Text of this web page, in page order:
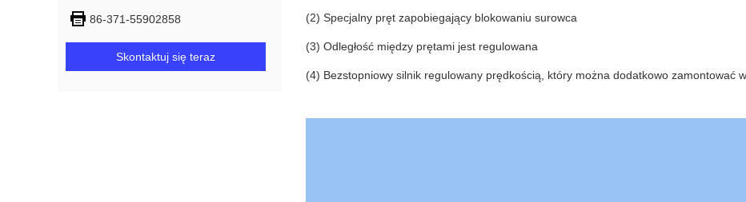
86-371-55902858
Skontaktuj się teraz
(2) Specjalny pręt zapobiegający blokowaniu surowca
(3) Odległość między prętami jest regulowana
(4) Bezstopniowy silnik regulowany prędkością, który można dodatkowo